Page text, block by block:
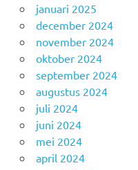
januari 2025
december 2024
november 2024
oktober 2024
september 2024
augustus 2024
juli 2024
juni 2024
mei 2024
april 2024